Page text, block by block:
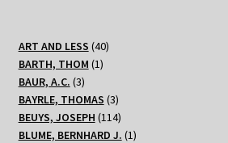
ART AND LESS 4040
BARTH, THOM 11
BAUR, A.C. 33
Produkte
BAYRLE, THOMAS 33
Produkte
BEUYS, JOSEPH 114114
Produkte
BLUME, BERNHARD J. 11